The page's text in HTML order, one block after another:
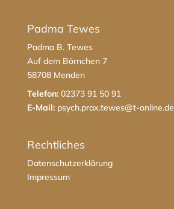
Padma Tewes
Padma B. Tewes
Auf dem Börnchen 7
58708 Menden
Telefon:02373 91 50 91
E-Mail:psych.prax.tewes@t-online.de
Rechtliches
Datenschutzerklärung
Impressum